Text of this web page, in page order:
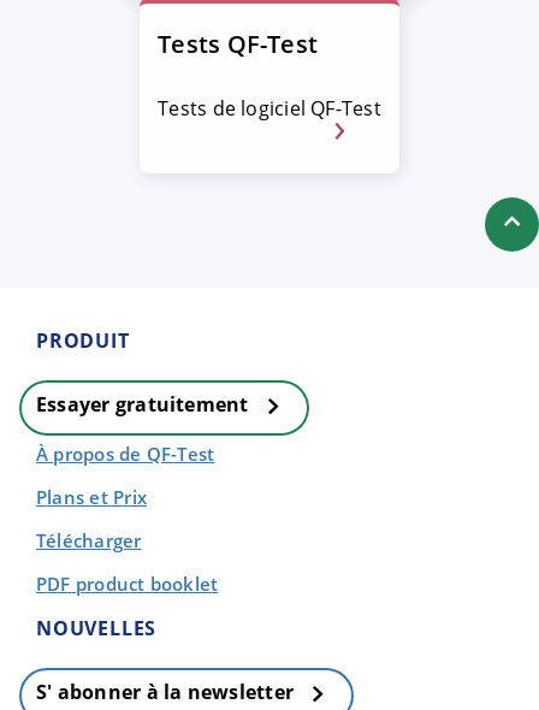
Tests QF-Test
Tests de logiciel QF-Test
PRODUIT
Essayer gratuitement
À propos de QF-Test
Plans et Prix
Télécharger
PDF product booklet
NOUVELLES
S' abonner à la newsletter